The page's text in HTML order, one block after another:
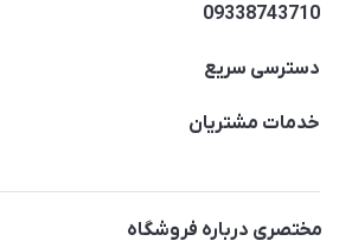
09338743710
دسترسی سریع
حساب کاربری
لیست محصولات
خدمات مشتریان
مختصری درباره فروشگاه